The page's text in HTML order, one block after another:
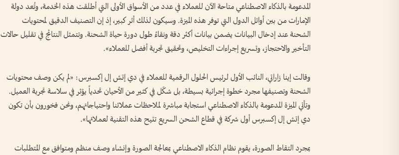
المدعومة بالذكاء الاصطناعي متاحة الآن للعملاء في عدد من الأسواق الأولى التي أطلقت هذه الخدمة، وتُعد دولة
الإمارات من بين أوائل الدول التي توفر هذه الميزة. وسيكون لذلك أثر كبير، إذ إن التصنيف الدقيق لمحتويات
الشحنة عند إدخال البيانات يضمن بيانات أكثر دقة ونقاءً طول دورة حياة الشحنة. وتتمثل النتائج في تقليل حالات
التأخير والاحتجاز، وتسريع إجراءات التخليص، وتحقيق تجربة أفضل للعملاء».
وقالت إينا زاراتي، النائب الأول لرئيس الحلول الرقمية للعملاء في دي إتش إل إكسبرس: «لم يكن وصف محتويات
الشحنة وتصنيفها مجرد خطوة إجرائية بسيطة، بل شكّل في كثير من الأحيان تحدياً يؤثر في سلاسة تجربة العميل.
وتأتي الميزة المدعومة بالذكاء الاصطناعي استجابة مباشرة لملاحظات عملائنا واحتياجاتهم، ونحن فخورون بأن تكون
دي إتش إل إكسبرس أول شركة في قطاع الشحن السريع تتيح هذه التقنية لعملائها».
بمجرد التقاط الصورة، يقوم نظام الذكاء الاصطناعي بمعالجة الصورة وإنشاء وصف منظم ومتوافق مع المتطلبات